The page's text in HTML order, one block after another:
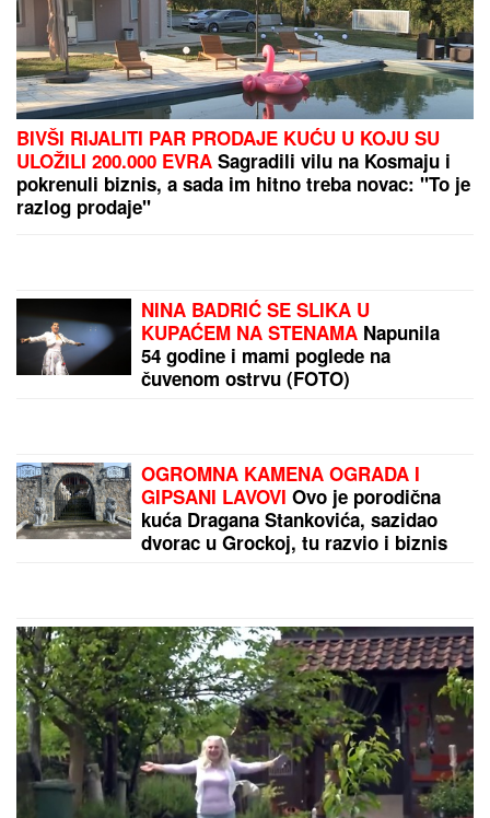
STIŽE ZIMA KAKVU DUGO NISMO VIDELI:
Stručnjaci zabeležili dva fenomena, evo šta čeka
Evropu od decembra
Stavite sodu bikarbonu u zamrzivač i rešićete veliki
problem: Evo kako